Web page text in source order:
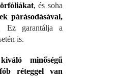
, és soha
párásodásával,
Ez garantálja a
is.
kiváló minőségű
réteggel van